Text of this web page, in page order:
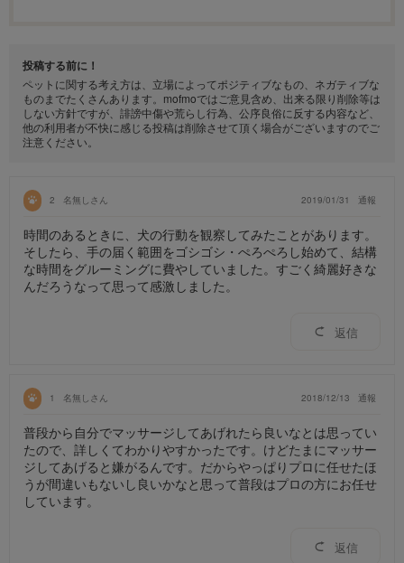
投稿する前に！
ペットに関する考え方は、立場によってポジティブなもの、ネガティブな
ものまでたくさんあります。mofmoではご意見含め、出来る限り削除等は
しない方針ですが、誹謗中傷や荒らし行為、公序良俗に反する内容など、
他の利用者が不快に感じる投稿は削除させて頂く場合がございますのでご
注意ください。
2 名無しさん 2019/01/31 通報
時間のあるときに、犬の行動を観察してみたことがあります。
そしたら、手の届く範囲をゴシゴシ・ぺろぺろし始めて、結構
な時間をグルーミングに費やしていました。すごく綺麗好きな
んだろうなって思って感激しました。
返信
1 名無しさん 2018/12/13 通報
普段から自分でマッサージしてあげれたら良いなとは思ってい
たので、詳しくてわかりやすかったです。けどたまにマッサー
ジしてあげると嫌がるんです。だからやっぱりプロに任せたほ
うが間違いもないし良いかなと思って普段はプロの方にお任せ
しています。
返信